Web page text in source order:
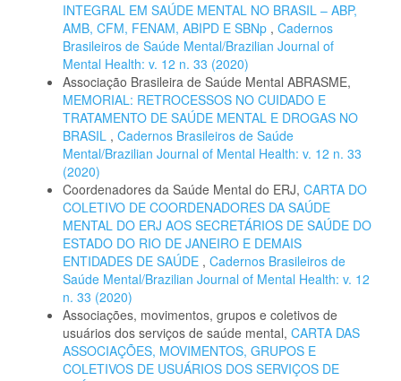
INTEGRAL EM SAÚDE MENTAL NO BRASIL – ABP,
AMB, CFM, FENAM, ABIPD E SBNp , Cadernos
Brasileiros de Saúde Mental/Brazilian Journal of
Mental Health: v. 12 n. 33 (2020)
Associação Brasileira de Saúde Mental ABRASME,
MEMORIAL: RETROCESSOS NO CUIDADO E
TRATAMENTO DE SAÚDE MENTAL E DROGAS NO
BRASIL , Cadernos Brasileiros de Saúde
Mental/Brazilian Journal of Mental Health: v. 12 n. 33
(2020)
Coordenadores da Saúde Mental do ERJ, CARTA DO
COLETIVO DE COORDENADORES DA SAÚDE
MENTAL DO ERJ AOS SECRETÁRIOS DE SAÚDE DO
ESTADO DO RIO DE JANEIRO E DEMAIS
ENTIDADES DE SAÚDE , Cadernos Brasileiros de
Saúde Mental/Brazilian Journal of Mental Health: v. 12
n. 33 (2020)
Associações, movimentos, grupos e coletivos de
usuários dos serviços de saúde mental, CARTA DAS
ASSOCIAÇÕES, MOVIMENTOS, GRUPOS E
COLETIVOS DE USUÁRIOS DOS SERVIÇOS DE